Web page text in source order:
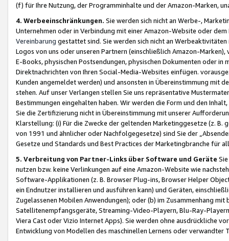
(f) für Ihre Nutzung, der Programminhalte und der Amazon-Marken,
4. Werbeeinschränkungen. Sie werden sich nicht an Werbe-,
Unternehmen oder in Verbindung mit einer Amazon-Website oder
Vereinbarung gestattet sind. Sie werden sich nicht an
Logos von uns oder unseren Partnern (einschließlich Amazon-
E-Books, physischen Postsendungen, physischen Dokumenten oder in
Direktnachrichten von Ihren Social-Media-Websites einfügen.
Kunden angemeldet werden) und ansonsten in Übereinstimmung mit
stehen. Auf unser Verlangen stellen Sie uns repräsentative
Bestimmungen eingehalten haben. Wir werden die Form und den
Sie die Zertifizierung nicht in Übereinstimmung mit unserer
Klarstellung: (i) Für die Zwecke der geltenden Marketinggesetze (z. B.
von 1991 und ähnlicher oder Nachfolgegesetze) sind Sie der
Gesetze und Standards und Best Practices der Marketingbranche für
5. Verbreitung von Partner-Links über Software und Geräte
nutzen bzw. keine Verlinkungen auf eine Amazon-Website wie
Software-Applikationen (z. B. Browser Plug-ins, Browser Helper
ein Endnutzer installieren und ausführen kann) und Geräten,
Zugelassenen Mobilen Anwendungen); oder (b) im Zusammenhang
Satellitenempfangsgeräte, Streaming-Video-Playern, Blu-Ray-
Viera Cast oder Vizio Internet Apps). Sie werden ohne ausdrückliche
Entwicklung von Modellen des maschinellen Lernens oder